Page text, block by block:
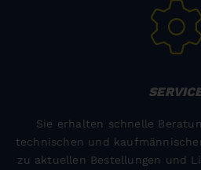
Sie erhalten schnelle
technischen und
zu aktuellen Bestellungen und